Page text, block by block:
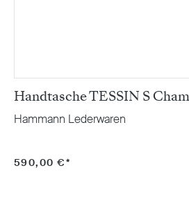
Handtasche TESSIN S
Hammann Lederwaren
590,00 €*